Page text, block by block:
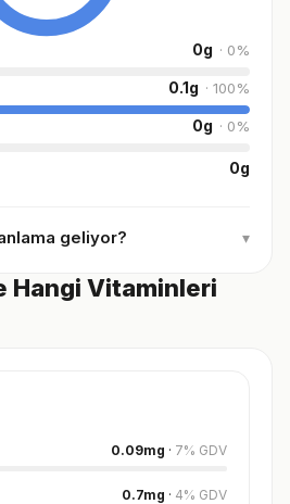
0g · 0%
0.1g · 100%
0g · 0%
0g
geliyor? ▾
Hangi Vitaminleri
0.09mg · 7% GDV
0.7mg · 4% GDV